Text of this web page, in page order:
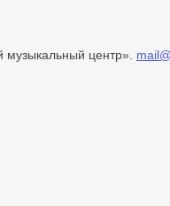
центр».